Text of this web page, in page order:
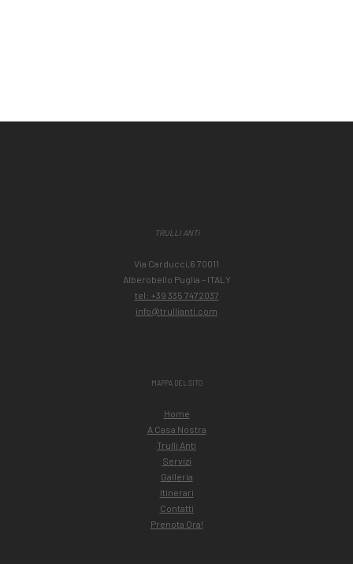
TRULLI ANTì
Via Carducci,6 70011
Alberobello Puglia – ITALY
tel: +39 335 7472037
info@trullianti.com
MAPPA DEL SITO
Home
A Casa Nostra
Trulli Antì
Servizi
Galleria
Itinerari
Contatti
Prenota Ora!